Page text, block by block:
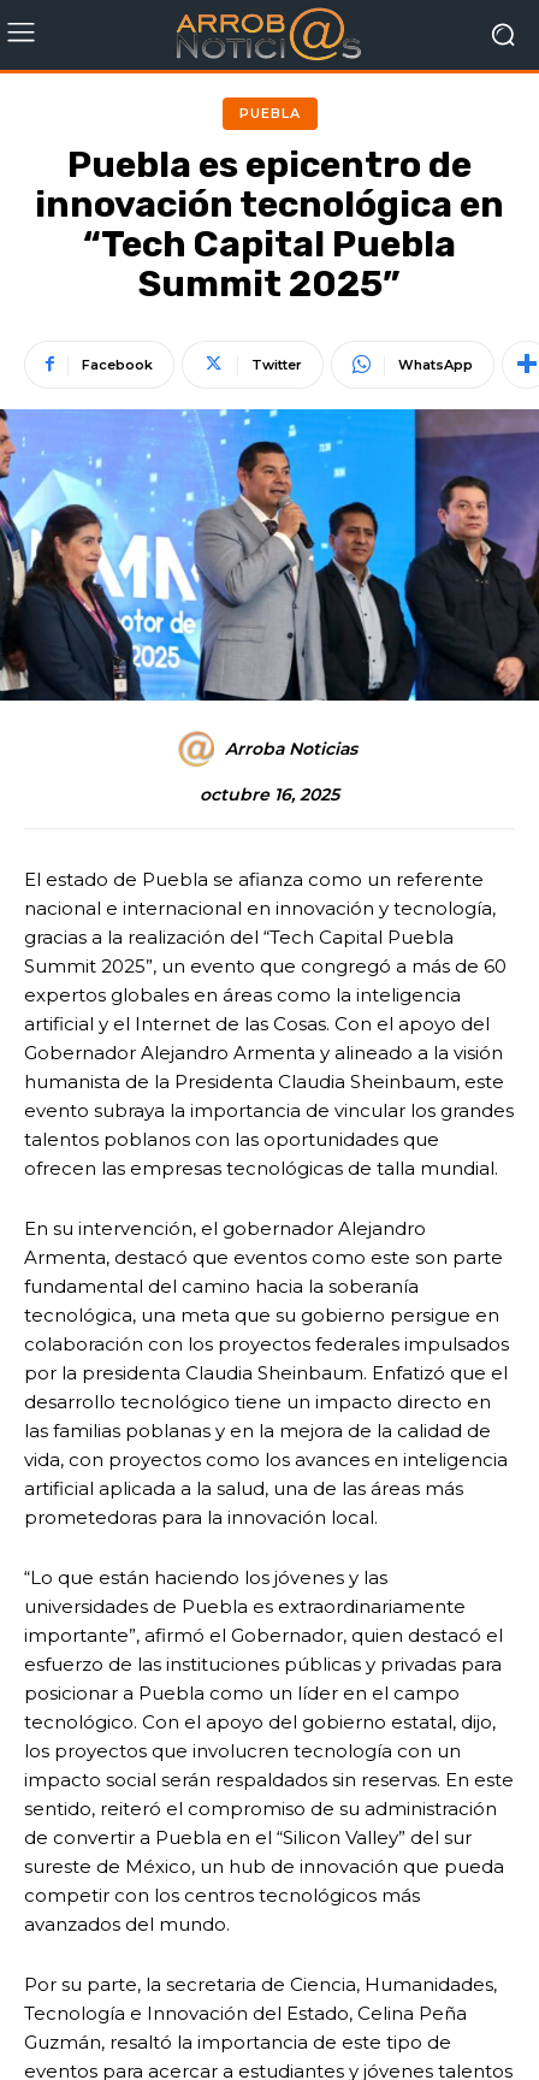
PUEBLA
Puebla es epicentro de
innovación tecnológica en
“Tech Capital Puebla
Summit 2025”
Facebook Twitter WhatsApp
Arroba Noticias
octubre 16, 2025
El estado de Puebla se afianza como un referente
nacional e internacional en innovación y tecnología,
gracias a la realización del “Tech Capital Puebla
Summit 2025”, un evento que congregó a más de 60
expertos globales en áreas como la inteligencia
artificial y el Internet de las Cosas. Con el apoyo del
Gobernador Alejandro Armenta y alineado a la visión
humanista de la Presidenta Claudia Sheinbaum, este
evento subraya la importancia de vincular los grandes
talentos poblanos con las oportunidades que
ofrecen las empresas tecnológicas de talla mundial.
En su intervención, el gobernador Alejandro
Armenta, destacó que eventos como este son parte
fundamental del camino hacia la soberanía
tecnológica, una meta que su gobierno persigue en
colaboración con los proyectos federales impulsados
por la presidenta Claudia Sheinbaum. Enfatizó que el
desarrollo tecnológico tiene un impacto directo en
las familias poblanas y en la mejora de la calidad de
vida, con proyectos como los avances en inteligencia
artificial aplicada a la salud, una de las áreas más
prometedoras para la innovación local.
“Lo que están haciendo los jóvenes y las
universidades de Puebla es extraordinariamente
importante”, afirmó el Gobernador, quien destacó el
esfuerzo de las instituciones públicas y privadas para
posicionar a Puebla como un líder en el campo
tecnológico. Con el apoyo del gobierno estatal, dijo,
los proyectos que involucren tecnología con un
impacto social serán respaldados sin reservas. En este
sentido, reiteró el compromiso de su administración
de convertir a Puebla en el “Silicon Valley” del sur
sureste de México, un hub de innovación que pueda
competir con los centros tecnológicos más
avanzados del mundo.
Por su parte, la secretaria de Ciencia, Humanidades,
Tecnología e Innovación del Estado, Celina Peña
Guzmán, resaltó la importancia de este tipo de
eventos para acercar a estudiantes y jóvenes talentos